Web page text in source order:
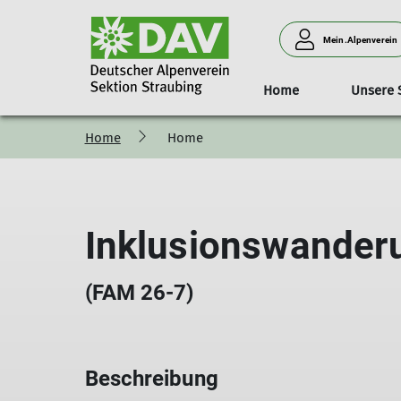
Mein.Alpenverein
Home Unsere
Geschäftsstelle Sektionsführung und
Kurse
Aktuelles/Kurse
Das Haus Zugangswege
Klimaschutz
Tourentipps
Home Home
(FAM 26-7)
Beschreibung